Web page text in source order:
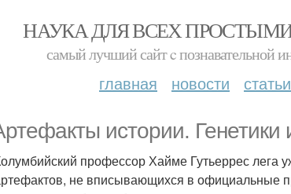
НАУКА ДЛЯ ВСЕХ
самый лучший сайт c познавательной
главная новости статьи
истории.
профессор Хайме Гутьеррес лега
не вписывающихся в официальные